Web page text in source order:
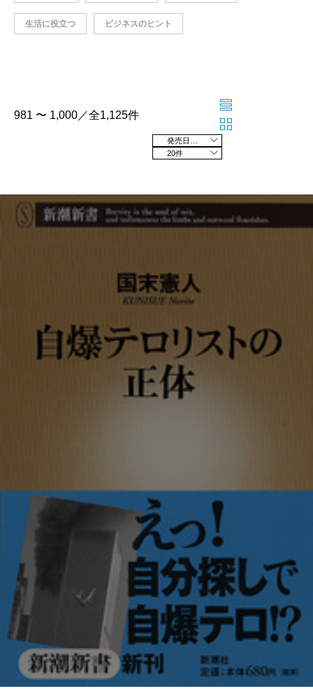
生活に役立つ ビジネスのヒント
981 〜 1,000／全1,125件
20件